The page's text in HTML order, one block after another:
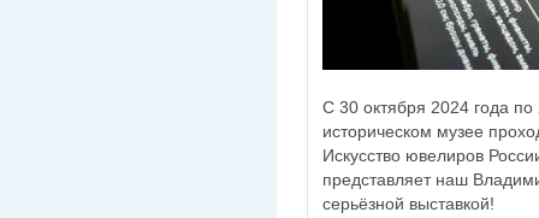
С 30 октября 2024 года
историческом музее
Искусство ювелиров
представляет наш
серьёзной выставкой!